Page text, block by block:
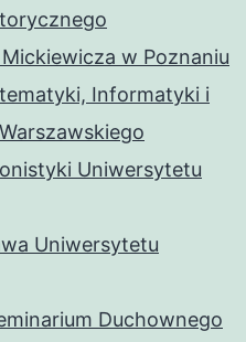
w Poznaniu
Informatyki i
Uniwersytetu
Uniwersytetu
Duchownego